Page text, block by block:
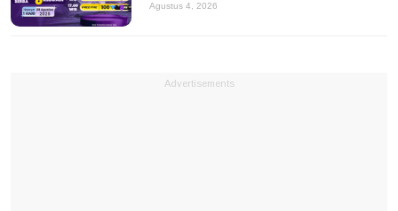
Agustus 4, 2026
Advertisements